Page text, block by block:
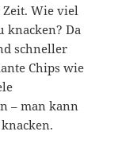
Wie viel
knacken? Da
schneller
Chips wie
– man kann